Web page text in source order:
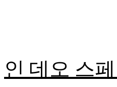
인 데오 스